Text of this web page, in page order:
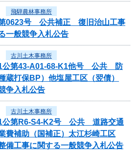
飛騨農林事務所
第0623号 公共補正 復旧治山工事
一般競争入札公告
古川土木事務所
1公第43-A01-68-K1他号 公共 防
蔵打保BP）他塩屋工区（翌債）
争入札公告
古川土木事務所
1公第R6-S4-K2号 公共 道路交通
費補助（国補正）太江杉崎工区
備工事に関する一般競争入札公告